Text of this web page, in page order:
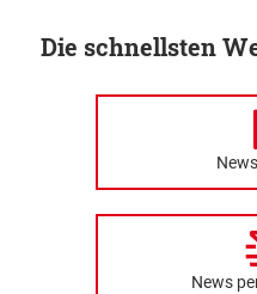
Die schnellsten
News